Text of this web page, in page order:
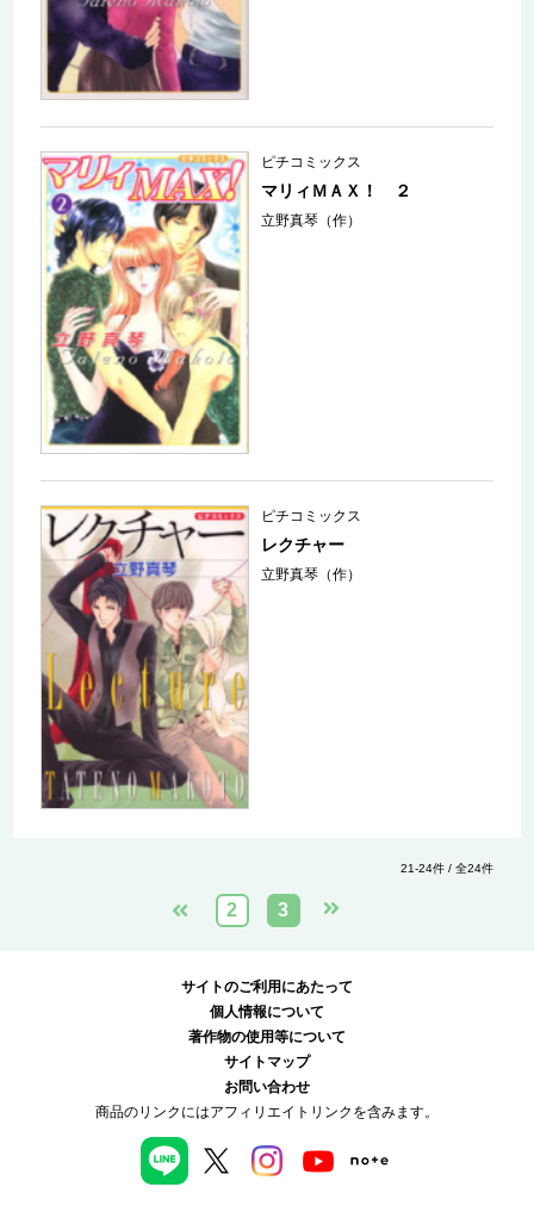
ピチコミックス
マリィＭＡＸ！ ２
立野真琴（作）
ピチコミックス
レクチャー
立野真琴（作）
21-24件 / 全24件
2 3
サイトのご利用にあたって
個人情報について
著作物の使用等について
サイトマップ
お問い合わせ
商品のリンクにはアフィリエイトリンクを含みます。